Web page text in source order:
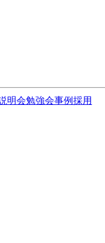
明会勉強会事例採用